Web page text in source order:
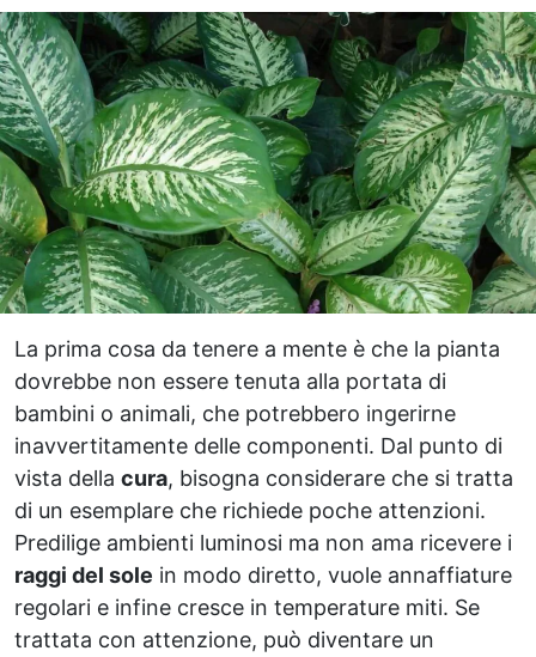
La prima cosa da tenere a mente è che la pianta
dovrebbe non essere tenuta alla portata di
bambini o animali, che potrebbero ingerirne
inavvertitamente delle componenti. Dal punto di
vista della cura, bisogna considerare che si tratta
di un esemplare che richiede poche attenzioni.
Predilige ambienti luminosi ma non ama ricevere i
raggi del sole in modo diretto, vuole annaffiature
regolari e infine cresce in temperature miti. Se
trattata con attenzione, può diventare un